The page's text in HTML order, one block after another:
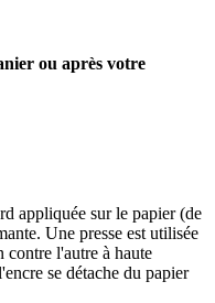
ou après votre
appliquée sur le papier (de
Une presse est utilisée
contre l'autre à haute
se détache du papier